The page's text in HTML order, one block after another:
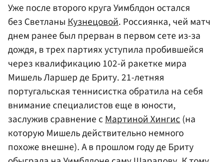
Уже после второго круга Уимблдон остался
без Светланы Кузнецовой. Россиянка, чей матч
днем ранее был прерван в первом сете из-за
дождя, в трех партиях уступила пробившейся
через квалификацию 102-й ракетке мира
Мишель Ларшер де Бриту. 21-летняя
португальская теннисистка обратила на себя
внимание специалистов еще в юности,
заслужив сравнение с Мартиной Хингис (на
которую Мишель действительно немного
похоже внешне). А в прошлом году де Бриту